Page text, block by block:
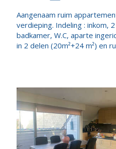
Aangenaam ruim
verdieping. Indeling : inkom,
badkamer, W.C, aparte
in 2 delen (20m²+24 m²) en